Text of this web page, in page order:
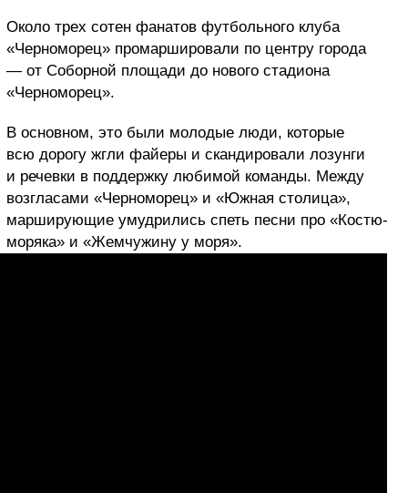
Около трех сотен фанатов футбольного клуба
«Черноморец» промаршировали по центру города
— от Соборной площади до нового стадиона
«Черноморец».
В основном, это были молодые люди, которые
всю дорогу жгли файеры и скандировали лозунги
и речевки в поддержку любимой команды. Между
возгласами «Черноморец» и «Южная столица»,
марширующие умудрились спеть песни про «Костю-
моряка» и «Жемчужину у моря».